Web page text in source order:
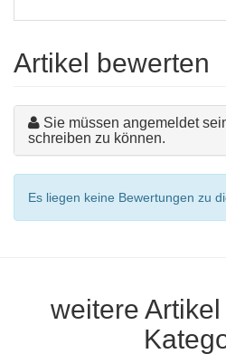
Artikel bewerten
Sie müssen angemeldet
schreiben zu können.
Es liegen keine Bewertungen zu
weitere